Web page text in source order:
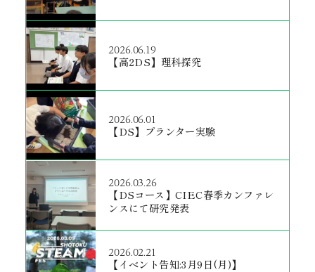
2026.06.19
【高2DS】理科探究
2026.06.01
【DS】プランター実験
2026.03.26
【DSコース】CIEC春季カンファレ
ンスにて研究発表
2026.02.21
【イベント告知:3月9日(月)】